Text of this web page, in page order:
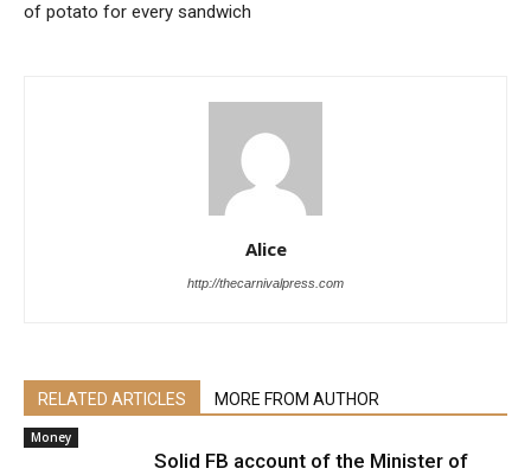
of potato for every sandwich
Alice
http://thecarnivalpress.com
RELATED ARTICLES MORE FROM AUTHOR
Money
Solid FB account of the Minister of